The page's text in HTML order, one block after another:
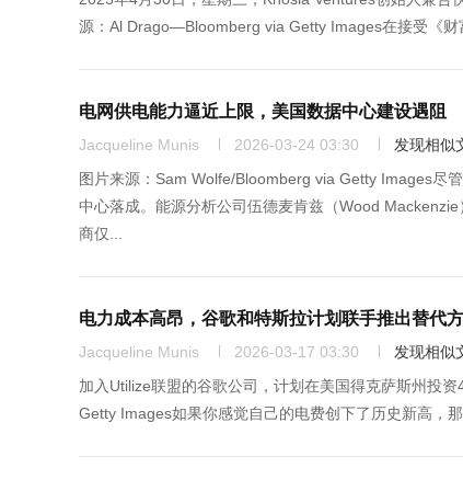
源：Al Drago—Bloomberg via Getty Images在接受《财
电网供电能力逼近上限，美国数据中心建设遇阻
Jacqueline Munis 2026-03-24 03:30
发现相似
图片来源：Sam Wolfe/Bloomberg via Getty Images尽
中心落成。能源分析公司伍德麦肯兹（Wood
商仅...
电力成本高昂，谷歌和特斯拉计划联手推出替代
Jacqueline Munis 2026-03-17 03:30
发现相似
加入Utilize联盟的谷歌公司，计划在美国得克萨斯州投
Getty Images如果你感觉自己的电费创下了历史新高，